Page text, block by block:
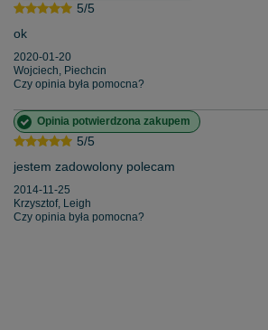
5/5
ok
2020-01-20
Wojciech, Piechcin
Czy opinia była pomocna?
5/5
Opinia potwierdzona zakupem
jestem zadowolony polecam
2014-11-25
Krzysztof, Leigh
Czy opinia była pomocna?